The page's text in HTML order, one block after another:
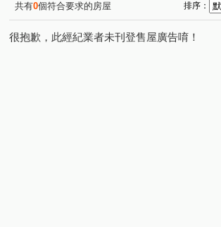
共有0個符合要求的房屋 排序：
很抱歉，此經紀業者未刊登售屋廣告唷！